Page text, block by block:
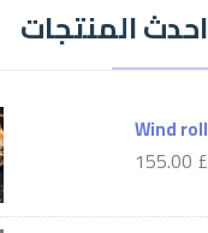
احدث المنتجات
Wind roll
£ 155.00